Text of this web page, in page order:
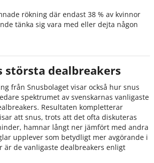
rökning där endast 38 % av kvinnor
tänka sig vara med eller dejta någon
största dealbreakers
från Snusbolaget visar också hur snus
spektrumet av svenskarnas vanligaste
Resultaten kompletterar
att snus, trots att det ofta diskuteras
hamnar långt ner jämfört med andra
upplever som betydligt mer avgörande i
är de vanligaste dealbreakers enligt